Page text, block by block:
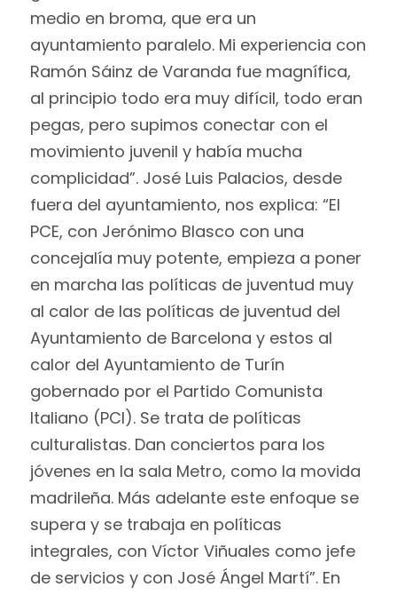
medio en broma, que era un
ayuntamiento paralelo. Mi experiencia con
Ramón Sáinz de Varanda fue magnífica,
al principio todo era muy difícil, todo eran
pegas, pero supimos conectar con el
movimiento juvenil y había mucha
complicidad”. José Luis Palacios, desde
fuera del ayuntamiento, nos explica: “El
PCE, con Jerónimo Blasco con una
concejalía muy potente, empieza a poner
en marcha las políticas de juventud muy
al calor de las políticas de juventud del
Ayuntamiento de Barcelona y estos al
calor del Ayuntamiento de Turín
gobernado por el Partido Comunista
Italiano (PCI). Se trata de políticas
culturalistas. Dan conciertos para los
jóvenes en la sala Metro, como la movida
madrileña. Más adelante este enfoque se
supera y se trabaja en políticas
integrales, con Víctor Viñuales como jefe
de servicios y con José Ángel Martí”. En